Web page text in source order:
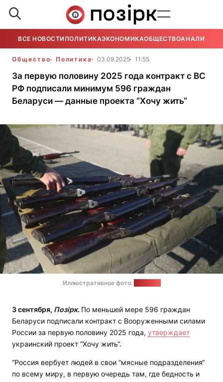
ВСЕ НОВОСТИ ПОЛИТИКАЭКОНОМИКАОБЩЕСТВОАНАЛИТИКА
Общество Политика 03.09.2025 11:55
За первую половину 2025 года контракт с ВС
РФ подписали минимум 596 граждан
Беларуси — данные проекта “Хочу жить“
Иллюстративное фото:
3 сентября, Позірк. По меньшей мере 596 граждан
Беларуси подписали контракт с Вооруженными силами
России за первую половину 2025 года, утверждает
украинский проект “Хочу жить“.
“Россия вербует людей в свои “мясные подразделения“
по всему миру, в первую очередь там, где бедность и